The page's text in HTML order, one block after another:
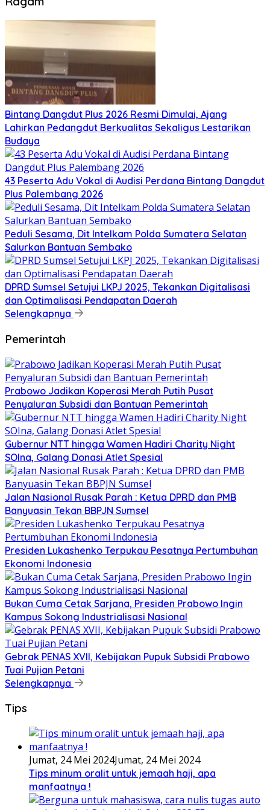
Bintang Dangdut Plus 2026 Resmi Dimulai, Ajang
Lahirkan Pedangdut Berkualitas Sekaligus Lestarikan
Budaya
43 Peserta Adu Vokal di Audisi Perdana Bintang Dangdut
Plus Palembang 2026
Peduli Sesama, Dit Intelkam Polda Sumatera Selatan
Salurkan Bantuan Sembako
DPRD Sumsel Setujui LKPJ 2025, Tekankan Digitalisasi
dan Optimalisasi Pendapatan Daerah
Selengkapnya
Pemerintah
Prabowo Jadikan Koperasi Merah Putih Pusat
Penyaluran Subsidi dan Bantuan Pemerintah
Gubernur NTT hingga Wamen Hadiri Charity Night
SOIna, Galang Donasi Atlet Spesial
Jalan Nasional Rusak Parah : Ketua DPRD dan PMB
Banyuasin Tekan BBPJN Sumsel
Presiden Lukashenko Terpukau Pesatnya Pertumbuhan
Ekonomi Indonesia
Bukan Cuma Cetak Sarjana, Presiden Prabowo Ingin
Kampus Sokong Industrialisasi Nasional
Gebrak PENAS XVII, Kebijakan Pupuk Subsidi Prabowo
Tuai Pujian Petani
Selengkapnya
Tips
Jumat, 24 Mei 2024Jumat, 24 Mei 2024
Tips minum oralit untuk jemaah haji, apa
manfaatnya !